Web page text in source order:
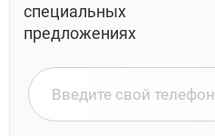
специальных
предложениях